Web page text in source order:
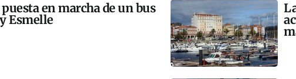
en marcha de un bus
Esmelle